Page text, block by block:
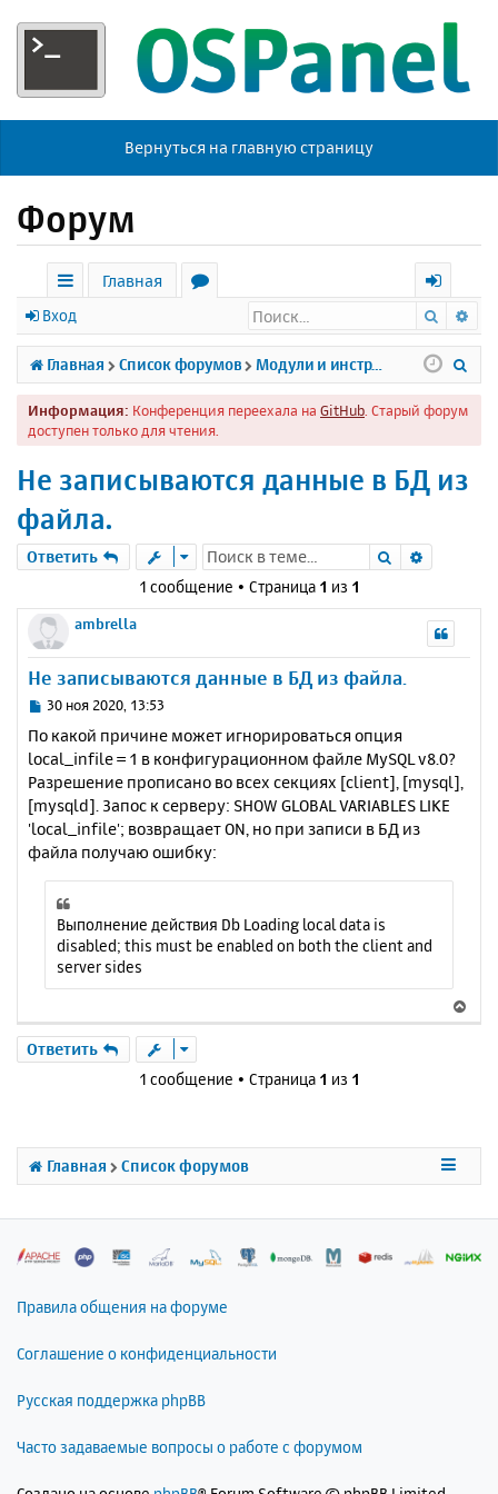
Вернуться на главную страницу
Форум
с
ы
л
к
Главная
р
у
м
х
о
д
Вход Поиск
Главная Список форумов Модули и инструменты
Информация: Конференция переехала на GitHub . Старый форум
доступен только для чтения.
Не записываются данные в БД из
файла.
Ответить Поиск
1 сообщение • Страница 1 из 1
ambrella
Не записываются данные в БД из файла.
С
о
б
щ
е
н
е
30 ноя 2020, 13:53
По какой причине может игнорироваться опция
local_infile = 1 в конфигурационном файле MySQL v8.0?
Разрешение прописано во всех секциях [client], [mysql],
[mysqld]. Запос к серверу: SHOW GLOBAL VARIABLES LIKE
'local_infile'; возвращает ON, но при записи в БД из
файла получаю ошибку:
Выполнение действия Db Loading local data is
disabled; this must be enabled on both the client and
server sides
е
с
н
ч
Ответить
1 сообщение • Страница 1 из 1
Главная Список форумов
Правила общения на форуме
Соглашение о конфиденциальности
Русская поддержка phpBB
Часто задаваемые вопросы о работе с форумом